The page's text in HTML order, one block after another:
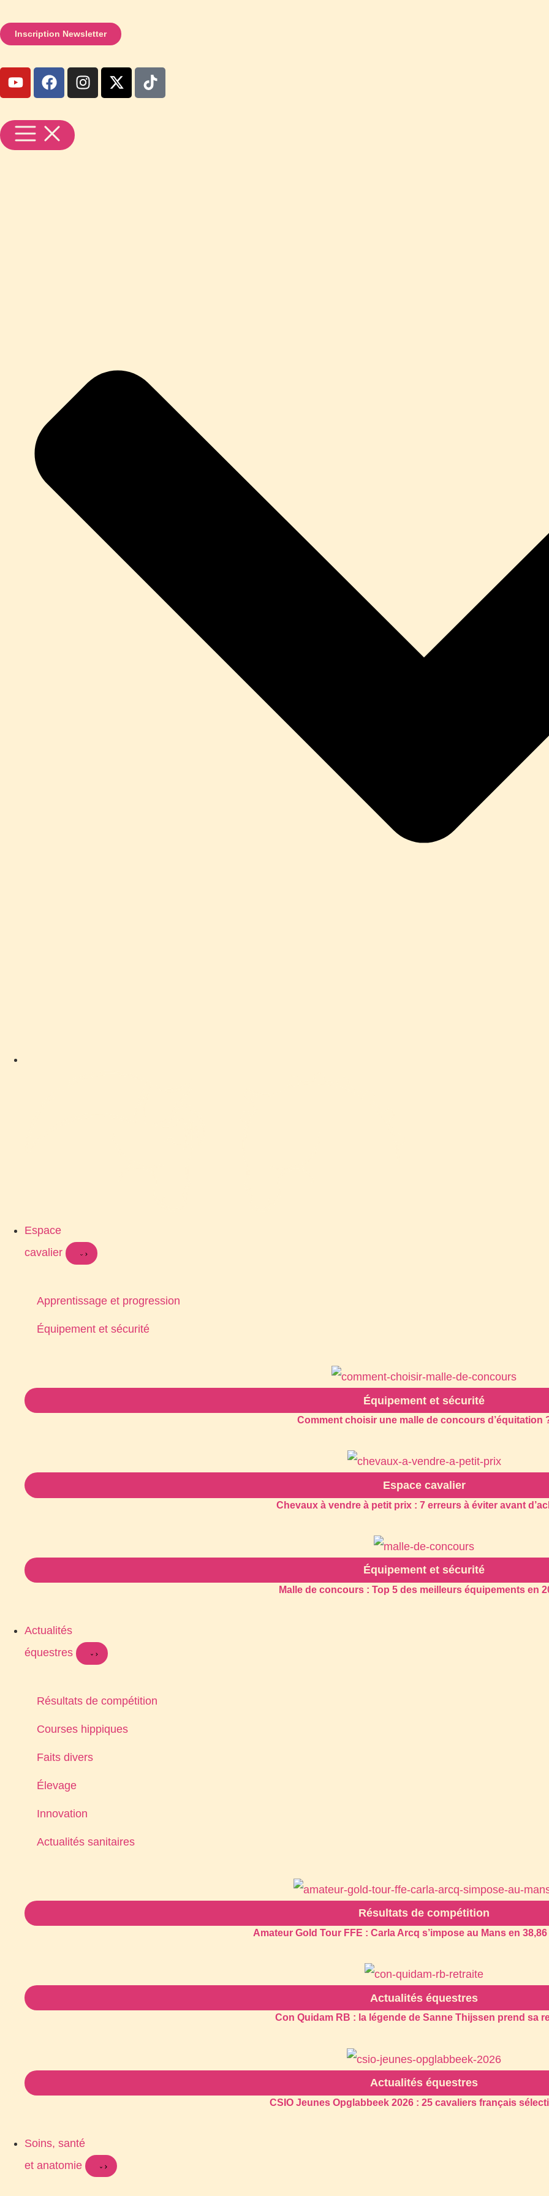
Inscription Newsletter
Espace
cavalier
Apprentissage et progression
Équipement et sécurité
Équipement et sécurité
Comment choisir une malle de concours d’équitation
Espace cavalier
Chevaux à vendre à petit prix : 7 erreurs à éviter avant
Équipement et sécurité
Malle de concours : Top 5 des meilleurs équipements en
Actualités
équestres
Résultats de compétition
Courses hippiques
Faits divers
Élevage
Innovation
Actualités sanitaires
Résultats de compétition
Amateur Gold Tour FFE : Carla Arcq s’impose au Mans en
Actualités équestres
Con Quidam RB : la légende de Sanne Thijssen prend sa
Actualités équestres
CSIO Jeunes Opglabbeek 2026 : 25 cavaliers français
Soins, santé
et anatomie